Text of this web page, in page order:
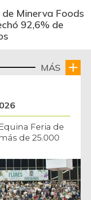
Minerva Foods
92,6% de
MÁS
Feria de
de 25.000